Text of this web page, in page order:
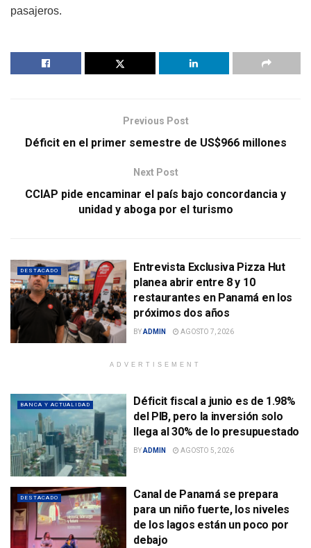
pasajeros.
Previous Post
Déficit en el primer semestre de US$966 millones
Next Post
CCIAP pide encaminar el país bajo concordancia y
unidad y aboga por el turismo
DESTACADO
Entrevista Exclusiva Pizza Hut
planea abrir entre 8 y 10
restaurantes en Panamá en los
próximos dos años
BYADMIN AGOSTO 7, 2026
ADVERTISEMENT
BANCA Y ACTUALIDAD
Déficit fiscal a junio es de 1.98%
del PIB, pero la inversión solo
llega al 30% de lo presupuestado
BYADMIN AGOSTO 5, 2026
DESTACADO
Canal de Panamá se prepara
para un niño fuerte, los niveles
de los lagos están un poco por
debajo